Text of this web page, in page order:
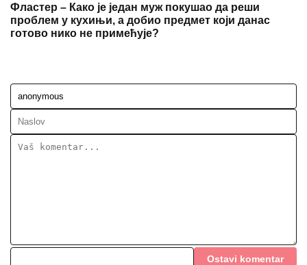
Фластер – Како је један муж покушао да реши
проблем у кухињи, а добио предмет који данас
готово нико не примећује?
Ostavi komentar